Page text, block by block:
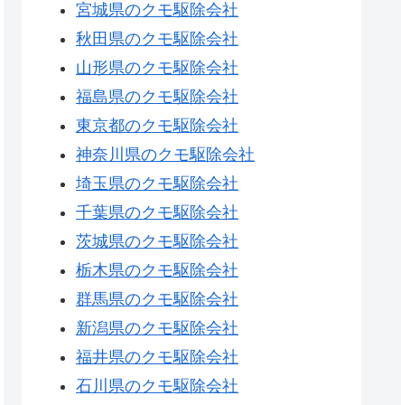
宮城県のクモ駆除会社
秋田県のクモ駆除会社
山形県のクモ駆除会社
福島県のクモ駆除会社
東京都のクモ駆除会社
神奈川県のクモ駆除会社
埼玉県のクモ駆除会社
千葉県のクモ駆除会社
茨城県のクモ駆除会社
栃木県のクモ駆除会社
群馬県のクモ駆除会社
新潟県のクモ駆除会社
福井県のクモ駆除会社
石川県のクモ駆除会社